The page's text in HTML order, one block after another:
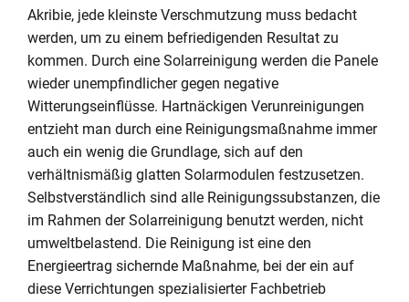
Akribie, jede kleinste Verschmutzung muss bedacht
werden, um zu einem befriedigenden Resultat zu
kommen. Durch eine Solarreinigung werden die Panele
wieder unempfindlicher gegen negative
Witterungseinflüsse. Hartnäckigen Verunreinigungen
entzieht man durch eine Reinigungsmaßnahme immer
auch ein wenig die Grundlage, sich auf den
verhältnismäßig glatten Solarmodulen festzusetzen.
Selbstverständlich sind alle Reinigungssubstanzen, die
im Rahmen der Solarreinigung benutzt werden, nicht
umweltbelastend. Die Reinigung ist eine den
Energieertrag sichernde Maßnahme, bei der ein auf
diese Verrichtungen spezialisierter Fachbetrieb